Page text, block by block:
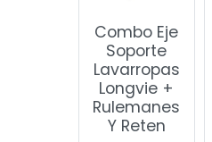
Combo Eje
Soporte
Lavarropas
Longvie +
Rulemanes
Y Reten